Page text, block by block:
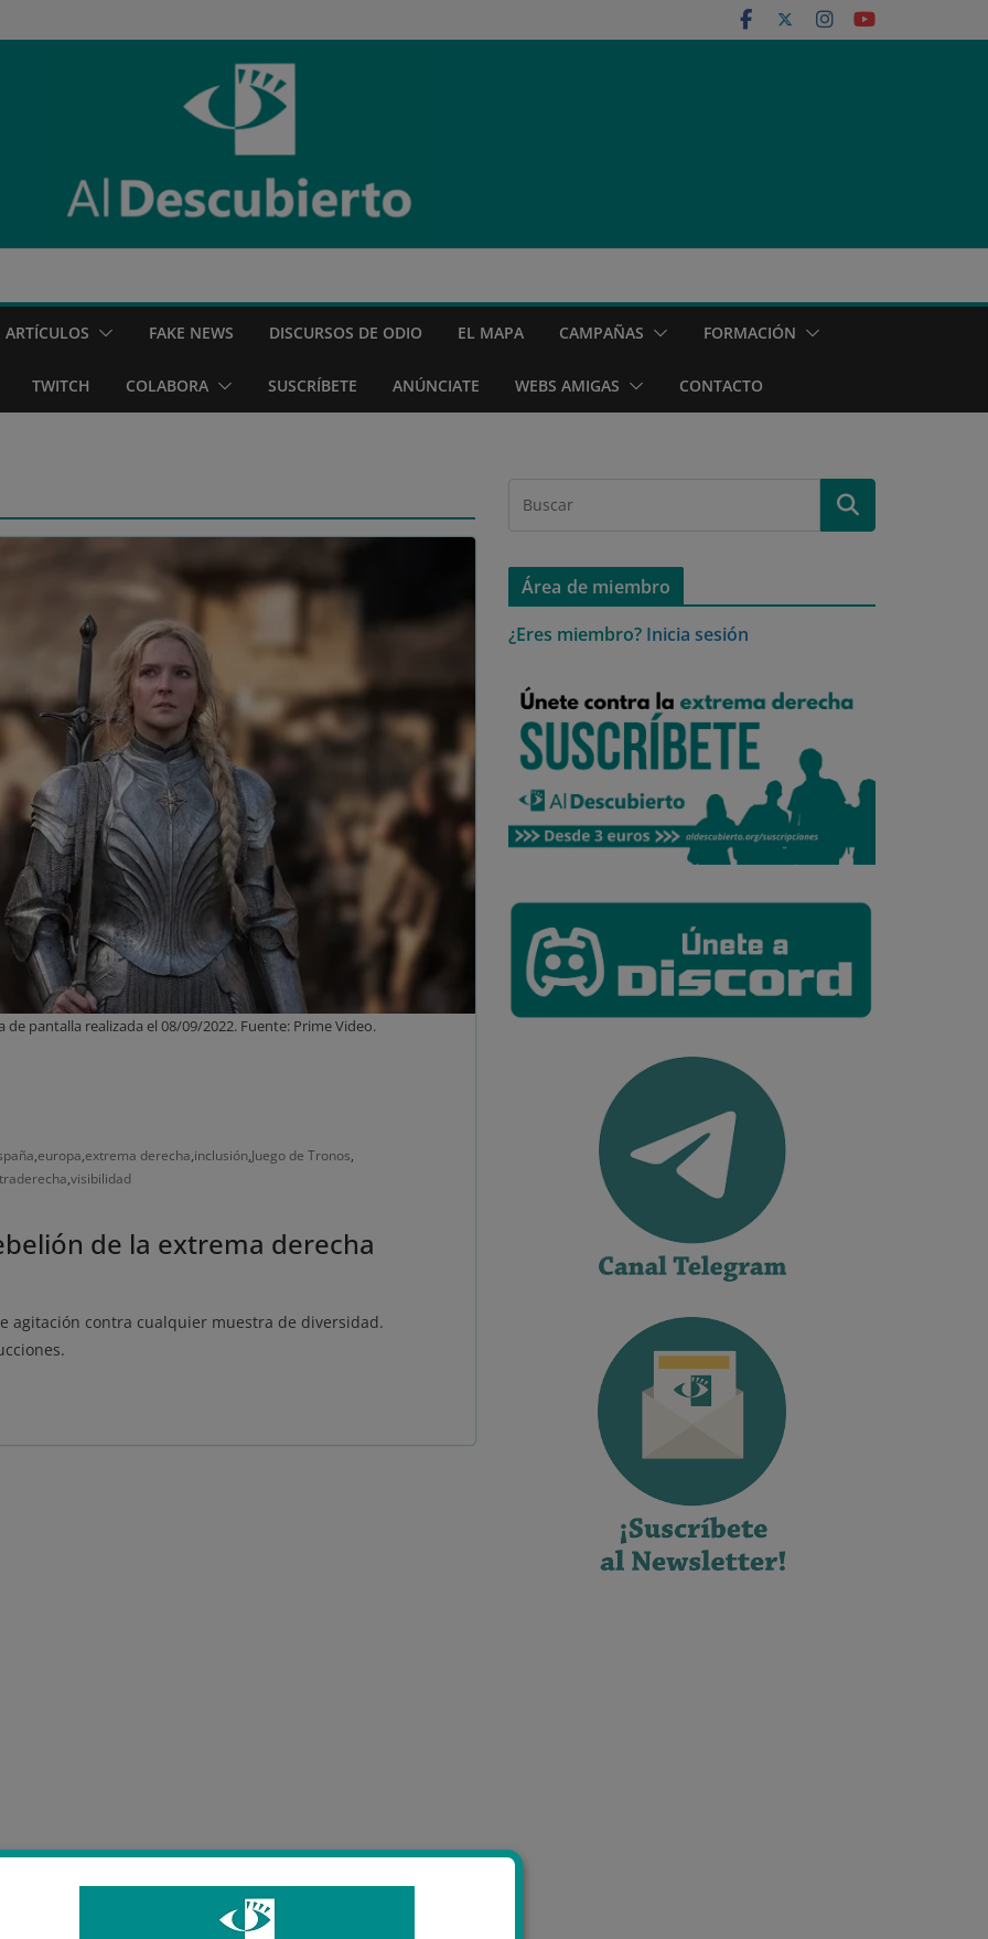
ARTÍCULOS FAKE NEWS DISCURSOS DE ODIO EL MAPA CAMPAÑAS FORMACIÓN
TWITCH COLABORA SUSCRÍBETE ANÚNCIATE WEBS AMIGAS CONTACTO
pantalla realizada el 08/09/2022. Fuente: Prime Video.
,europa,extrema derecha,inclusión,Juego de Tronos,
,visibilidad
de la extrema derecha
agitación contra cualquier muestra de diversidad.
Área de miembro
¿Eres miembro? Inicia sesión